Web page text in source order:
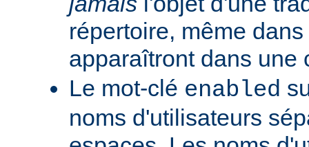
répertoire, même
apparaîtront dans une
Le mot-clé enabled
noms d'utilisateurs